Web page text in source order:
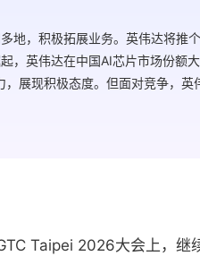
地，积极拓展业务。英伟达将推
，英伟达在中国AI芯片市场份额大
，展现积极态度。但面对竞争，
Taipei 2026大会上，继